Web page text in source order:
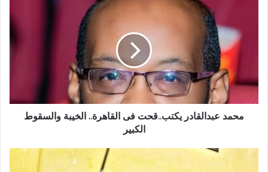
يكتب..قحت
القاهرة..
والسقوط
الكبير
محمد عبدالقادر يكتب..قحت فى القاهرة.. الخيبة والسقوط
الكبير